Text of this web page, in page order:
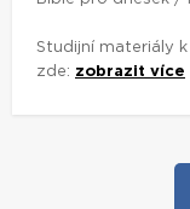
Studijní materiály
zde: zobrazit více